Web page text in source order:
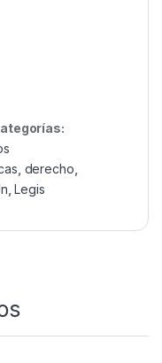
derecho
,Legis